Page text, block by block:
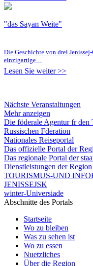
"das Sayan Weite"
Die Geschichte von drei
einzigartige…
Lesen Sie weiter >>
Nächste Veranstaltungen
Mehr anzeigen
Die föderale Agentur fr den
Russischen Fderation
Nationales Reiseportal
Das offizielle Portal der
Das regionale Portal der
Dienstleistungen der
TOURISMUS-UND
JENISSEJSK
winter-Universiade
Abschnitte des Portals
Startseite
Wo zu bleiben
Was zu sehen ist
Wo zu essen
Nuetzliches
Über die Region